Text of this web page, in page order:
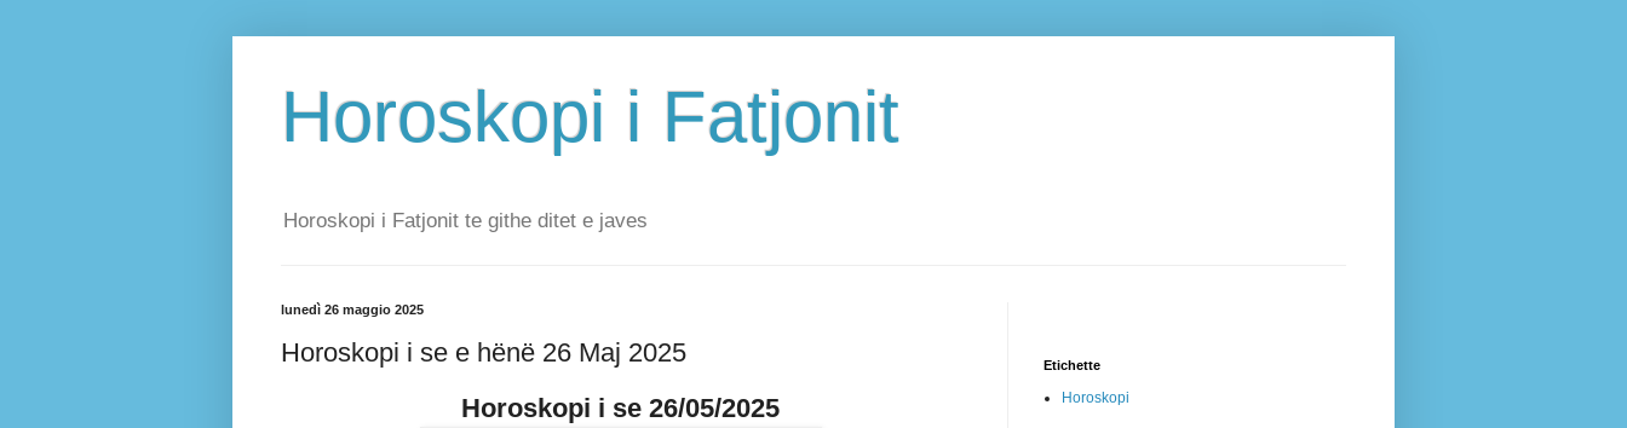
Horoskopi i Fatjonit
Horoskopi i Fatjonit te githe ditet e javes
lunedì 26 maggio 2025
Horoskopi i se e hënë 26 Maj 2025
Horoskopi i se 26/05/2025
Etichette
Horoskopi